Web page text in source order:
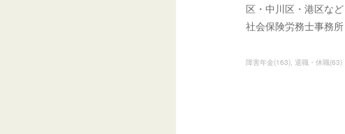
区・中川区・港区な
社会保険労務士事務
障害年金(163) 退職・休職(63)